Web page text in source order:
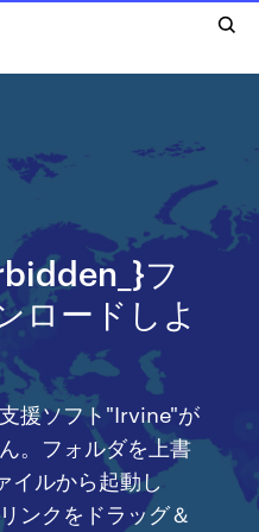
フ
ロードしよ
援ソフト"Irvine"が
。フォルダを上書
イルから起動し
ンクをドラッグ＆